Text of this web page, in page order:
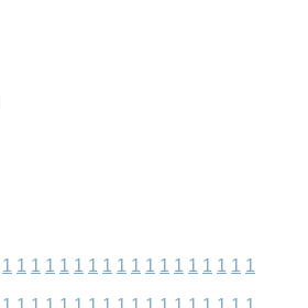
1 1 1 1 1 1 1 1 1 1 1 1 1 1 1 1 1 1